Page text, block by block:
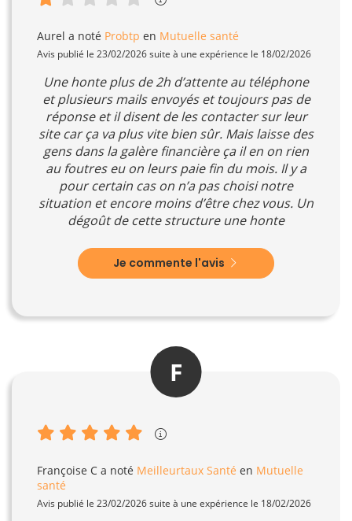
Aurel a noté Probtp en Mutuelle santé
Avis publié le 23/02/2026 suite à une expérience le 18/02/2026
Une honte plus de 2h d’attente au téléphone
et plusieurs mails envoyés et toujours pas de
réponse et il disent de les contacter sur leur
site car ça va plus vite bien sûr. Mais laisse des
gens dans la galère financière ça il en on rien
au foutres eu on leurs paie fin du mois. Il y a
pour certain cas on n’a pas choisi notre
situation et encore moins d’être chez vous. Un
dégoût de cette structure une honte
Je commente l'avis
F
Françoise C a noté Meilleurtaux Santé en Mutuelle
santé
Avis publié le 23/02/2026 suite à une expérience le 18/02/2026